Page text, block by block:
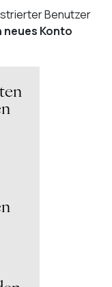
Benutzer
neues Konto